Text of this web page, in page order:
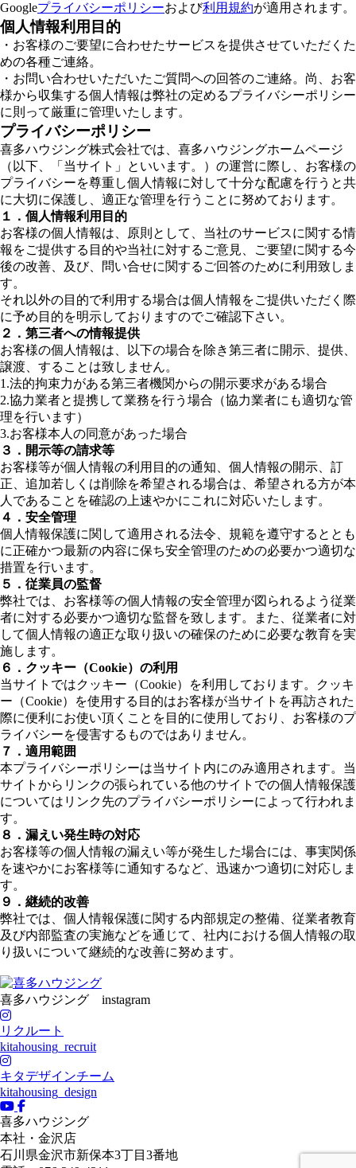
Googleプライバシーポリシーおよび利用規約が適用されます。
個人情報利用目的
・お客様のご要望に合わせたサービスを提供させていただくた
めの各種ご連絡。
・お問い合わせいただいたご質問への回答のご連絡。尚、お客
様から収集する個人情報は弊社の定めるプライバシーポリシー
に則って厳重に管理いたします。
プライバシーポリシー
喜多ハウジング株式会社では、喜多ハウジングホームページ
（以下、「当サイト」といいます。）の運営に際し、お客様の
プライバシーを尊重し個人情報に対して十分な配慮を行うと共
に大切に保護し、適正な管理を行うことに努めております。
１．個人情報利用目的
お客様の個人情報は、原則として、当社のサービスに関する情
報をご提供する目的や当社に対するご意見、ご要望に関する今
後の改善、及び、問い合せに関するご回答のために利用致しま
す。
それ以外の目的で利用する場合は個人情報をご提供いただく際
に予め目的を明示しておりますのでご確認下さい。
２．第三者への情報提供
お客様の個人情報は、以下の場合を除き第三者に開示、提供、
譲渡、することは致しません。
1.法的拘束力がある第三者機関からの開示要求がある場合
2.協力業者と提携して業務を行う場合（協力業者にも適切な管
理を行います）
3.お客様本人の同意があった場合
３．開示等の請求等
お客様等が個人情報の利用目的の通知、個人情報の開示、訂
正、追加若しくは削除を希望される場合は、希望される方が本
人であることを確認の上速やかにこれに対応いたします。
４．安全管理
個人情報保護に関して適用される法令、規範を遵守するととも
に正確かつ最新の内容に保ち安全管理のための必要かつ適切な
措置を行います。
５．従業員の監督
弊社では、お客様等の個人情報の安全管理が図られるよう従業
者に対する必要かつ適切な監督を致します。また、従業者に対
して個人情報の適正な取り扱いの確保のために必要な教育を実
施します。
６．クッキー（Cookie）の利用
当サイトではクッキー（Cookie）を利用しております。クッキ
ー（Cookie）を使用する目的はお客様が当サイトを再訪された
際に便利にお使い頂くことを目的に使用しており、お客様のプ
ライバシーを侵害するものではありません。
７．適用範囲
本プライバシーポリシーは当サイト内にのみ適用されます。当
サイトからリンクの張られている他のサイトでの個人情報保護
についてはリンク先のプライバシーポリシーによって行われま
す。
８．漏えい発生時の対応
お客様等の個人情報の漏えい等が発生した場合には、事実関係
を速やかにお客様等に通知するなど、迅速かつ適切に対応しま
す。
９．継続的改善
弊社では、個人情報保護に関する内部規定の整備、従業者教育
及び内部監査の実施などを通じて、社内における個人情報の取
り扱いについて継続的な改善に努めます。
喜多ハウジング instagram
リクルート
kitahousing_recruit
キタデザインチーム
kitahousing_design
喜多ハウジング
本社・金沢店
石川県金沢市新保本3丁目3番地